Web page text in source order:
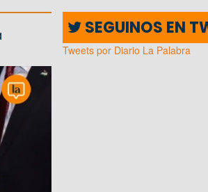
SEGUINOS EN
Tweets por Diario La Palabra